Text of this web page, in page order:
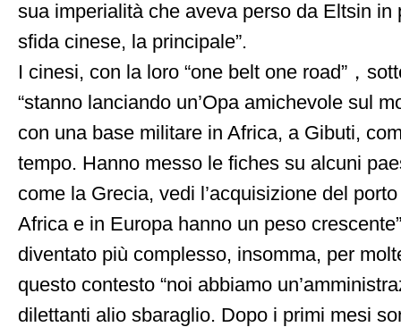
sua imperialità che aveva perso da Eltsin in
sfida cinese, la principale”.
I cinesi, con la loro “one belt one road”，
“stanno lanciando un’Opa amichevole sul
con una base militare in Africa, a Gibuti,
tempo. Hanno messo le fiches su alcuni
come la Grecia, vedi l’acquisizione del
Africa e in Europa hanno un peso
diventato più complesso, insomma, per
questo contesto “noi abbiamo
dilettanti alio sbaraglio. Dopo i primi mesi